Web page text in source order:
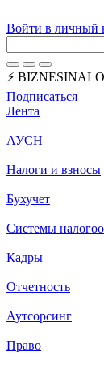
Войти в личный
⚡
Подписаться
Лента
АУСН
Налоги и взносы
Бухучет
Системы
Кадры
Отчетность
Аутсорсинг
Право